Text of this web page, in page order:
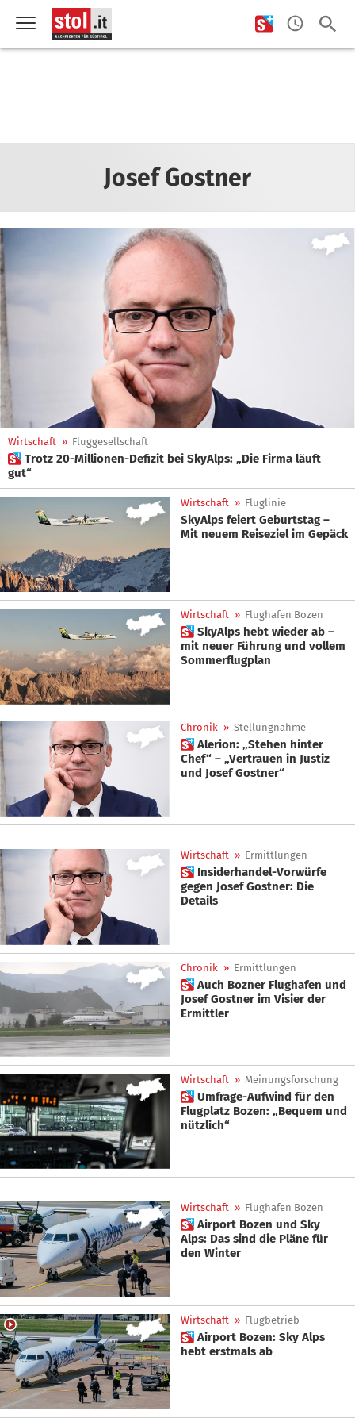
Josef Gostner
Wirtschaft » Fluggesellschaft
 Trotz 20-Millionen-Defizit bei SkyAlps: „Die Firma läuft
gut“
Wirtschaft » Fluglinie
SkyAlps feiert Geburtstag –
Mit neuem Reiseziel im Gepäck
Wirtschaft » Flughafen Bozen
 SkyAlps hebt wieder ab –
mit neuer Führung und vollem
Sommerflugplan
Chronik » Stellungnahme
 Alerion: „Stehen hinter
Chef“ – „Vertrauen in Justiz
und Josef Gostner“
Wirtschaft » Ermittlungen
 Insiderhandel-Vorwürfe
gegen Josef Gostner: Die
Details
Chronik » Ermittlungen
 Auch Bozner Flughafen und
Josef Gostner im Visier der
Ermittler
Wirtschaft » Meinungsforschung
 Umfrage-Aufwind für den
Flugplatz Bozen: „Bequem und
nützlich“
Wirtschaft » Flughafen Bozen
 Airport Bozen und Sky
Alps: Das sind die Pläne für
den Winter
Wirtschaft » Flugbetrieb
 Airport Bozen: Sky Alps
hebt erstmals ab